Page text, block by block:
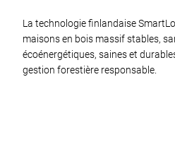
La technologie finlandaise
maisons en bois massif stables,
écoénergétiques, saines et
gestion forestière responsable.